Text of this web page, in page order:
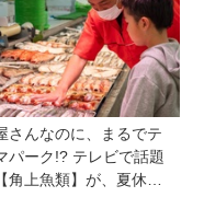
さんなのに、まるでテ
パーク!? テレビで話題
角上魚類】が、夏休み